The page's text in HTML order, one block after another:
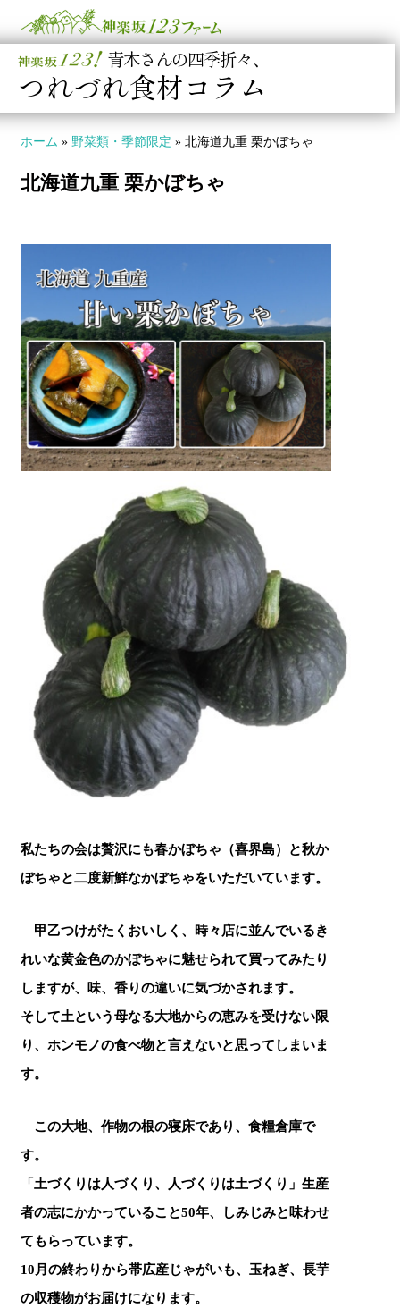
青木さんの四季折々、
つれづれ食材コラム
ホーム » 野菜類・季節限定 » 北海道九重 栗かぼちゃ
北海道九重 栗かぼちゃ
私たちの会は贅沢にも春かぼちゃ（喜界島）と秋か
ぼちゃと二度新鮮なかぼちゃをいただいています。
甲乙つけがたくおいしく、時々店に並んでいるき
れいな黄金色のかぼちゃに魅せられて買ってみたり
しますが、味、香りの違いに気づかされます。
そして土という母なる大地からの恵みを受けない限
り、ホンモノの食べ物と言えないと思ってしまいま
す。
この大地、作物の根の寝床であり、食糧倉庫で
す。
「土づくりは人づくり、人づくりは土づくり」生産
者の志にかかっていること50年、しみじみと味わせ
てもらっています。
10月の終わりから帯広産じゃがいも、玉ねぎ、長芋
の収穫物がお届けになります。